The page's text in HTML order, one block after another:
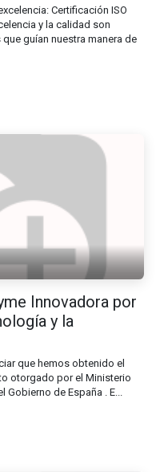
Certificación ISO
y la calidad son
guían nuestra manera de
Innovadora por
y la
que hemos obtenido el
otorgado por el Ministerio
de España . E...